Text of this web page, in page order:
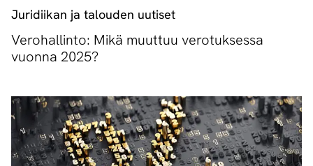
Juridiikan ja talouden uutiset
Verohallinto: Mikä muuttuu verotuksessa
vuonna 2025?